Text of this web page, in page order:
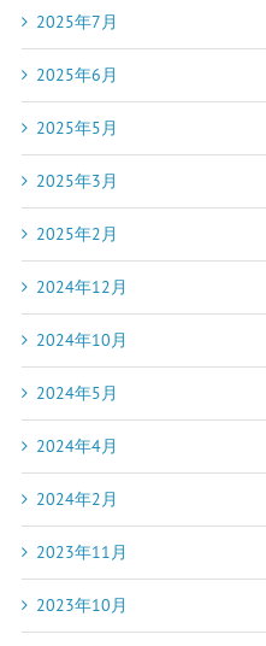
2025年7月
2025年6月
2025年5月
2025年3月
2025年2月
2024年12月
2024年10月
2024年5月
2024年4月
2024年2月
2023年11月
2023年10月